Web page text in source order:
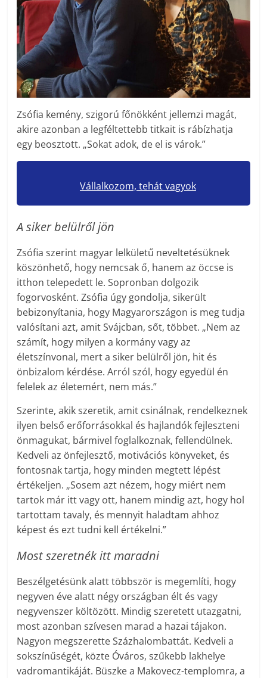
Zsófia kemény, szigorú főnökként jellemzi magát,
akire azonban a legféltettebb titkait is rábízhatja
egy beosztott. „Sokat adok, de el is várok.”
Vállalkozom, tehát vagyok
A siker belülről jön
Zsófia szerint magyar lelkületű neveltetésüknek
köszönhető, hogy nemcsak ő, hanem az öccse is
itthon telepedett le. Sopronban dolgozik
fogorvosként. Zsófia úgy gondolja, sikerült
bebizonyítania, hogy Magyarországon is meg tudja
valósítani azt, amit Svájcban, sőt, többet. „Nem az
számít, hogy milyen a kormány vagy az
életszínvonal, mert a siker belülről jön, hit és
önbizalom kérdése. Arról szól, hogy egyedül én
felelek az életemért, nem más.”
Szerinte, akik szeretik, amit csinálnak, rendelkeznek
ilyen belső erőforrásokkal és hajlandók fejleszteni
önmagukat, bármivel foglalkoznak, fellendülnek.
Kedveli az önfejlesztő, motivációs könyveket, és
fontosnak tartja, hogy minden megtett lépést
értékeljen. „Sosem azt nézem, hogy miért nem
tartok már itt vagy ott, hanem mindig azt, hogy hol
tartottam tavaly, és mennyit haladtam ahhoz
képest és ezt tudni kell értékelni.”
Most szeretnék itt maradni
Beszélgetésünk alatt többször is megemlíti, hogy
negyven éve alatt négy országban élt és vagy
negyvenszer költözött. Mindig szeretett utazgatni,
most azonban szívesen marad a hazai tájakon.
Nagyon megszerette Százhalombattát. Kedveli a
sokszínűségét, közte Óváros, szűkebb lakhelye
vadromantikáját. Büszke a Makovecz-templomra, a